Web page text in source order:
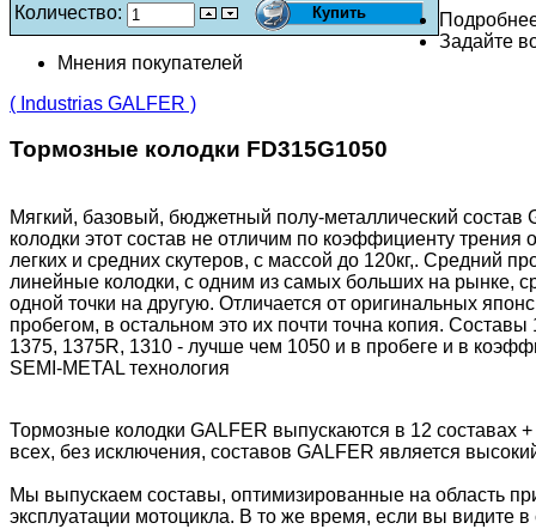
Количество:
Задайте
Мнения покупателей
( Industrias GALFER )
Тормозные колодки FD315G1050
Мягкий, базовый, бюджетный полу-металлический состав
колодки этот состав не отличим по коэффициенту
легких и средних скутеров, с массой до 120кг,. Средний
линейные колодки, с одним из самых больших на рынке,
одной точки на другую. Отличается от оригинальных
пробегом, в остальном это их почти точна копия.
1375, 1375R, 1310 - лучше чем 1050 и в пробеге и в
SEMI-METAL технология
Тормозные колодки GALFER выпускаются в 12 составах
всех, без исключения, составов GALFER является
Мы выпускаем составы, оптимизированные на область
эксплуатации мотоцикла. В то же время, если вы видите